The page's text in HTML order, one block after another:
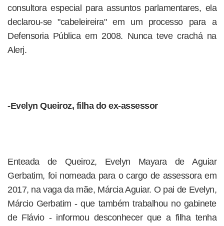
consultora especial para assuntos parlamentares, ela
declarou-se "cabeleireira" em um processo para a
Defensoria Pública em 2008. Nunca teve crachá na
Alerj.
-Evelyn Queiroz, filha do ex-assessor
Enteada de Queiroz, Evelyn Mayara de Aguiar
Gerbatim, foi nomeada para o cargo de assessora em
2017, na vaga da mãe, Márcia Aguiar. O pai de Evelyn,
Márcio Gerbatim - que também trabalhou no gabinete
de Flávio - informou desconhecer que a filha tenha